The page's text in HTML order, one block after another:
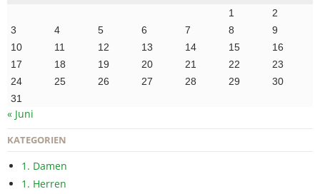
1
2
3
4 5 6 7 8
9
10
11 12 13 14 15
16
17
18 19 20 21 22
23
24
25 26 27 28 29
30
31
« Juni
KATEGORIEN
1. Damen
1. Herren